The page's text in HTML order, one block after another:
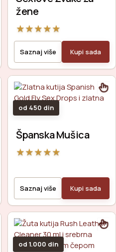
žene
★★★★★
Saznaj više Kupi sada
od 450 din
Španska Mušica
★★★★★
Saznaj više Kupi sada
od 1.000 din